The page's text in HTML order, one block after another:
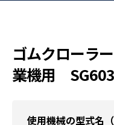
ゴムクローラ
業機用
使用機械の型式名（